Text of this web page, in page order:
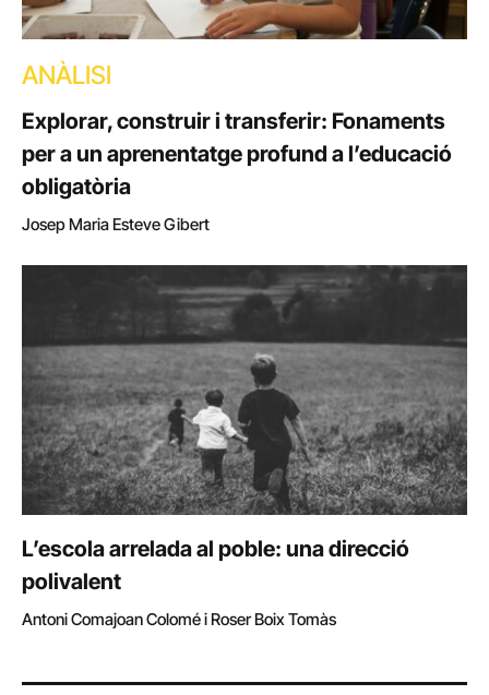
ANÀLISI
Explorar, construir i transferir: Fonaments
per a un aprenentatge profund a l’educació
obligatòria
Josep Maria Esteve Gibert
L’escola arrelada al poble: una direcció
polivalent
Antoni Comajoan Colomé i Roser Boix Tomàs